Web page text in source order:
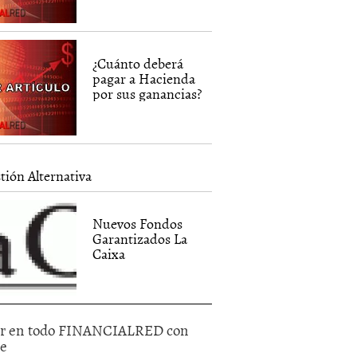
¿Cuánto deberá
pagar a Hacienda
por sus ganancias?
Alternativa
Nuevos Fondos
Garantizados La
Caixa
en todo FINANCIALRED con